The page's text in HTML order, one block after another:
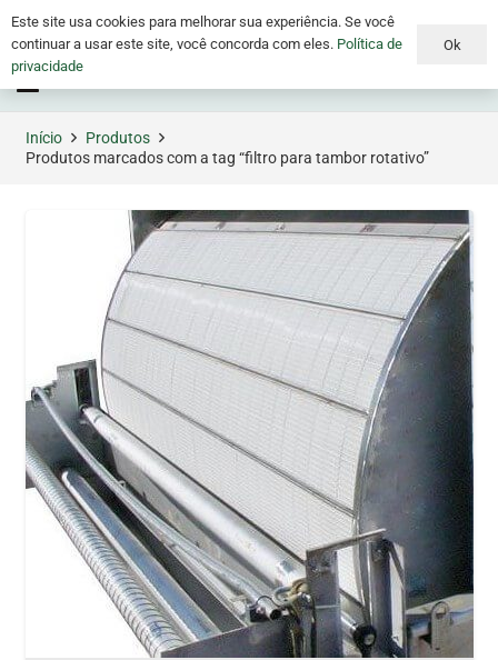
Início
Produtos
Produtos marcados com a tag “filtro para tambor rotativo”
Este site usa cookies para melhorar sua experiência. Se você
continuar a usar este site, você concorda com eles. Política de
privacidade
Ok